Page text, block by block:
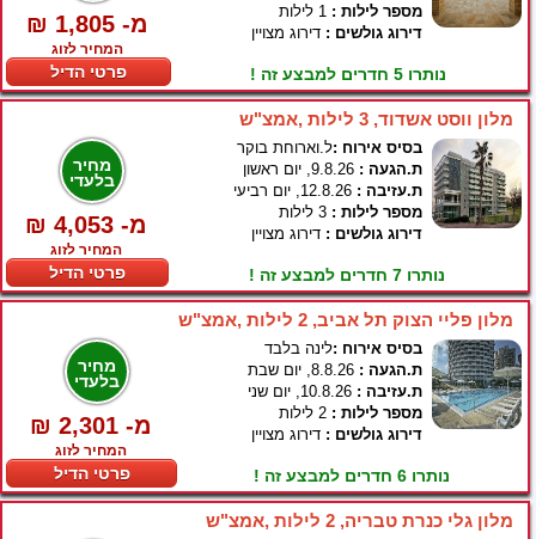
₪ 1,805 -מ
המחיר לזוג
פרטי הדיל
מספר לילות :
דירוג גולשים : דירוג מצויין
נותרו 5 חדרים למבצע זה !
מלון ווסט אשדוד, 3 לילות ,אמצ"ש
מחיר
בלעדי
₪ 4,053 -מ
המחיר לזוג
פרטי הדיל
בסיס אירוח :ל.וארוחת בוקר
ת.הגעה :
ת.עזיבה :
מספר לילות :
דירוג גולשים : דירוג מצויין
נותרו 7 חדרים למבצע זה !
מלון פליי הצוק תל אביב, 2 לילות ,אמצ"ש
מחיר
בלעדי
₪ 2,301 -מ
המחיר לזוג
פרטי הדיל
בסיס אירוח :לינה בלבד
ת.הגעה :
ת.עזיבה :
מספר לילות :
דירוג גולשים : דירוג מצויין
נותרו 6 חדרים למבצע זה !
מלון גלי כנרת טבריה, 2 לילות ,אמצ"ש